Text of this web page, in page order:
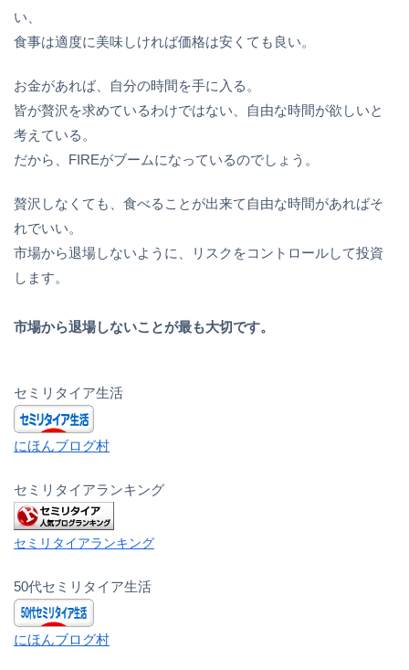
い、
食事は適度に美味しければ価格は安くても良い。
お金があれば、自分の時間を手に入る。
皆が贅沢を求めているわけではない、自由な時間が欲しいと
考えている。
だから、FIREがブームになっているのでしょう。
贅沢しなくても、食べることが出来て自由な時間があればそ
れでいい。
市場から退場しないように、リスクをコントロールして投資
します。
市場から退場しないことが最も大切です。
セミリタイア生活
にほんブログ村
セミリタイアランキング
セミリタイアランキング
50代セミリタイア生活
にほんブログ村